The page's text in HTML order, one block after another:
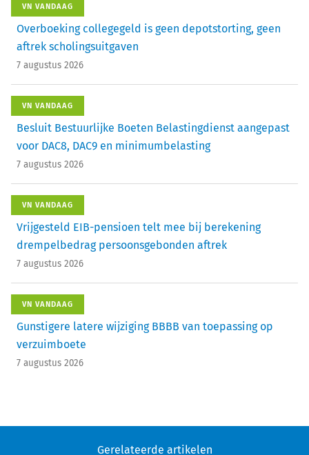
VN VANDAAG
Overboeking collegegeld is geen depotstorting, geen
aftrek scholingsuitgaven
7 augustus 2026
VN VANDAAG
Besluit Bestuurlijke Boeten Belastingdienst aangepast
voor DAC8, DAC9 en minimumbelasting
7 augustus 2026
VN VANDAAG
Vrijgesteld EIB-pensioen telt mee bij berekening
drempelbedrag persoonsgebonden aftrek
7 augustus 2026
VN VANDAAG
Gunstigere latere wijziging BBBB van toepassing op
verzuimboete
7 augustus 2026
Gerelateerde artikelen